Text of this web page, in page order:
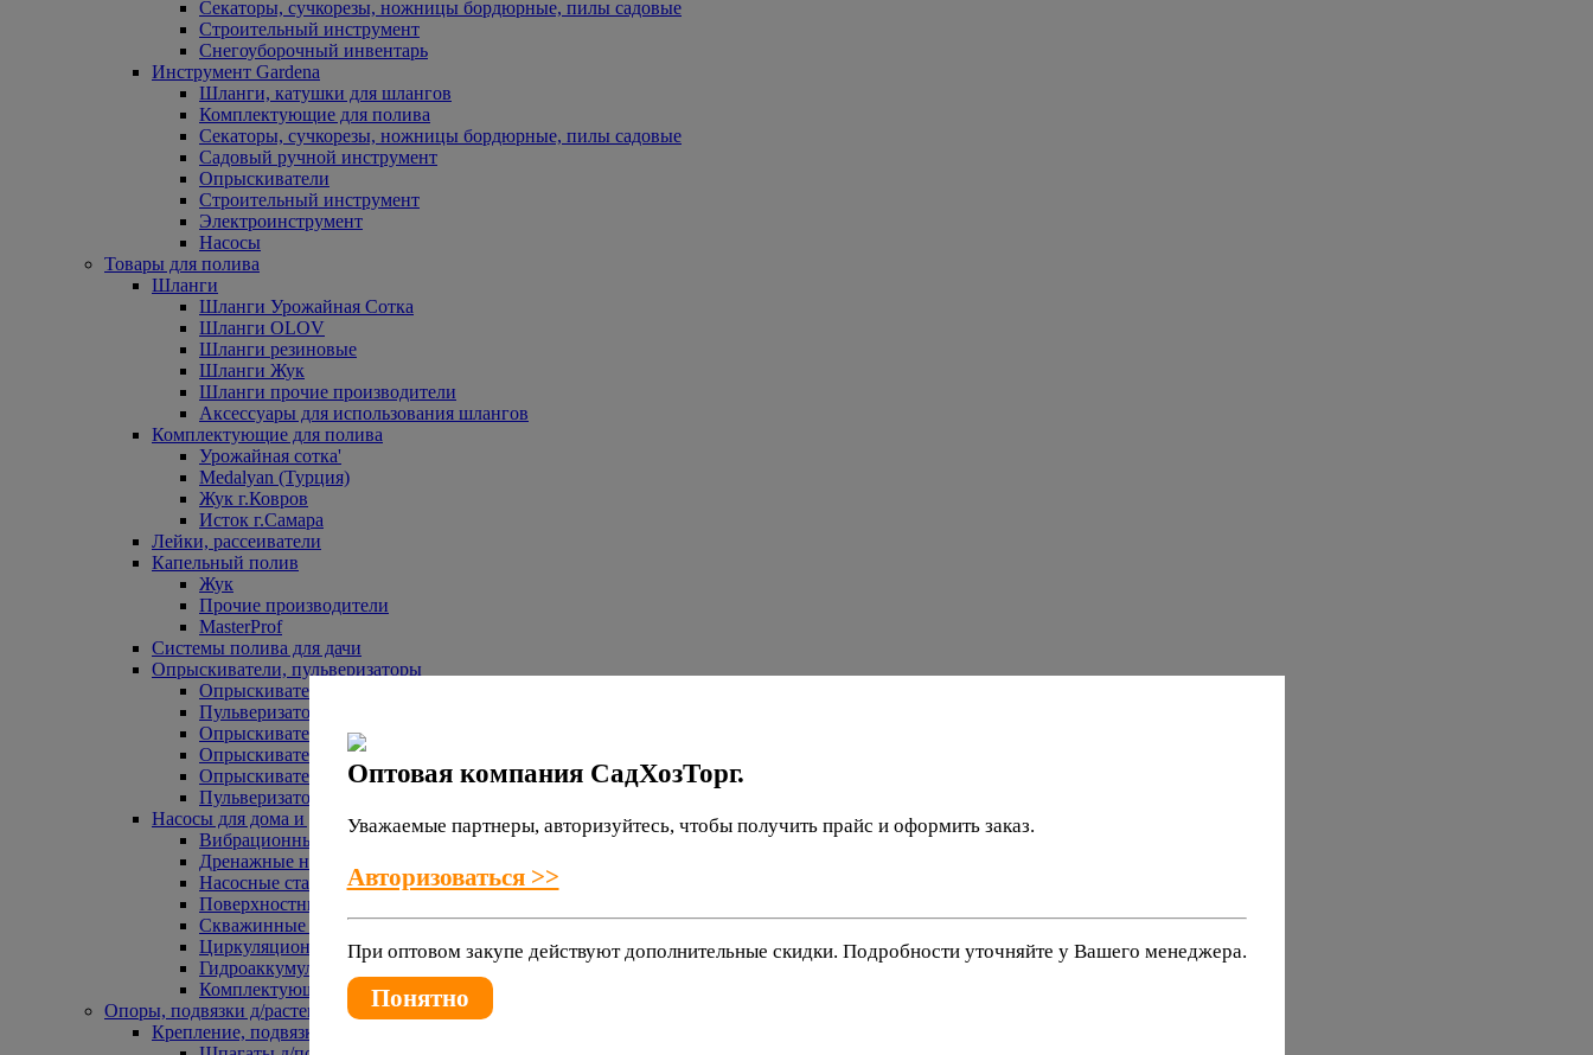
Секаторы, сучкорезы, ножницы бордюрные, пилы садовые
Строительный инструмент
Снегоуборочный инвентарь
Инструмент Gardena
Шланги, катушки для шлангов
Комплектующие для полива
Секаторы, сучкорезы, ножницы бордюрные, пилы садовые
Садовый ручной инструмент
Опрыскиватели
Строительный инструмент
Электроинструмент
Насосы
Товары для полива
Шланги
Шланги Урожайная Сотка
Шланги OLOV
Шланги резиновые
Шланги Жук
Шланги прочие производители
Аксессуары для использования шлангов
Комплектующие для полива
Урожайная сотка'
Medalyan (Турция)
Жук г.Ковров
Исток г.Самара
Лейки, рассеиватели
Капельный полив
Жук
Прочие производители
MasterProf
Системы полива для дачи
Опрыскиватели, пульверизаторы
Опрыскиватели аккумуляторные
Пульверизаторы прочие
Опрыскиватели Урожайная сотка
Опрыскиватели Жук
Опрыскиватели прочие
Пульверизаторы Урожайная сотка
Насосы для дома и дачи
Вибрационные насосы
Дренажные насосы
Насосные станции
Поверхностные насосы
Скважинные насосы
Циркуляционные насосы
Гидроаккумуляторы и расширительные баки
Комплектующие к насосам
Опоры, подвязки д/растений
Крепление, подвязки д/растений
Оптовая компания СадХозТорг.
Уважаемые партнеры, авторизуйтесь, чтобы получить прайс и оформить заказ.
Авторизоваться >>
При оптовом закупе действуют дополнительные скидки. Подробности уточняйте у Вашего менеджера.
Понятно